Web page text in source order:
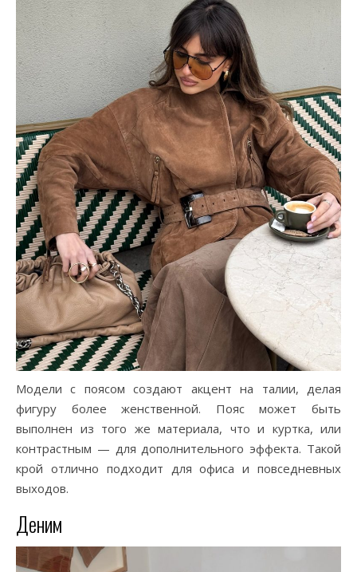
Модели с поясом создают акцент на талии, делая
фигуру более женственной. Пояс может быть
выполнен из того же материала, что и куртка, или
контрастным — для дополнительного эффекта. Такой
крой отлично подходит для офиса и повседневных
выходов.
Деним